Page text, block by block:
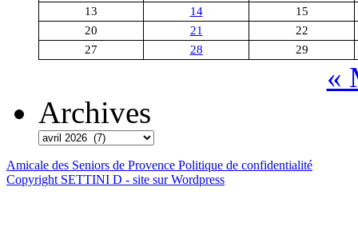
13
14
15
20
21
22
27
28 29
«
Archives
Amicale des Seniors de Provence Politique de confidentialité
Copyright SETTINI D - site sur Wordpress